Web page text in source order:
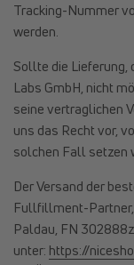
Tracking-Nummer
werden.
Sollte die Lieferung,
Labs GmbH, nicht
seine vertraglichen
uns das Recht vor,
solchen Fall setzen
Der Versand der
Fullfillment-
Paldau, FN
unter: https://